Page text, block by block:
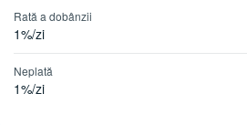
Rată a dobânzii
1%/zi
Neplată
1%/zi